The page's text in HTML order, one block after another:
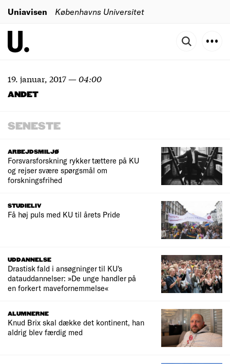
Uniavisen Københavns Universitet
19. januar, 2017—04:00
ANDET
SENESTE
ARBEJDSMILJØ
Forsvarsforskning rykker tættere på KU
og rejser svære spørgsmål om
forskningsfrihed
STUDIELIV
Få høj puls med KU til årets Pride
UDDANNELSE
Drastisk fald i ansøgninger til KU's
datauddannelser: »De unge handler på
en forkert mavefornemmelse«
ALUMNERNE
Knud Brix skal dække det kontinent, han
aldrig blev færdig med